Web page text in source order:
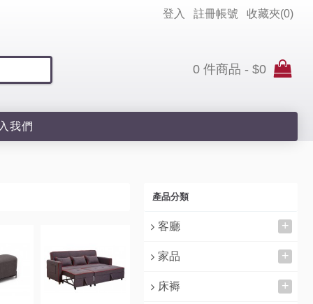
登入 註冊帳號 收藏夾(0)
0 件商品 - $0
我們
產品分類
客廳 +
家品 +
床褥 +